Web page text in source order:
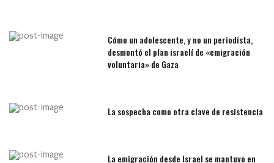
Cómo un adolescente, y no un periodista,
desmontó el plan israelí de «emigración
voluntaria» de Gaza
La sospecha como otra clave de resistencia
La emigración desde Israel se mantuvo en